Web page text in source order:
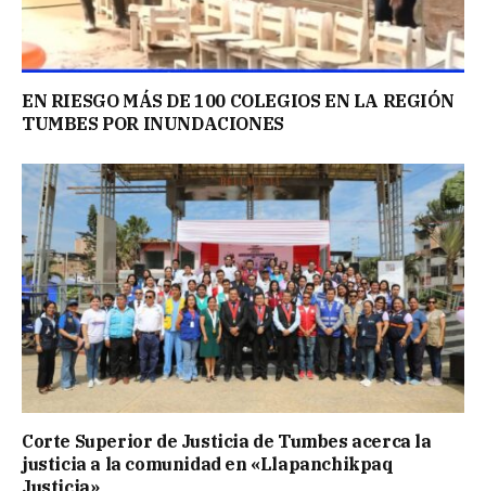
EN RIESGO MÁS DE 100 COLEGIOS EN LA REGIÓN
TUMBES POR INUNDACIONES
Corte Superior de Justicia de Tumbes acerca la
justicia a la comunidad en «Llapanchikpaq
Justicia»